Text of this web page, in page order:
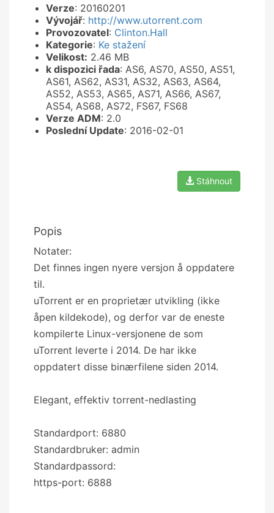
Verze: 20160201
Vývojář: http://www.utorrent.com
Provozovatel: Clinton.Hall
Kategorie: Ke stažení
Velikost: 2.46 MB
k dispozici řada: AS6, AS70, AS50, AS51,
AS61, AS62, AS31, AS32, AS63, AS64,
AS52, AS53, AS65, AS71, AS66, AS67,
AS54, AS68, AS72, FS67, FS68
Verze ADM: 2.0
Poslední Update: 2016-02-01
Stáhnout
Popis
Notater:
Det finnes ingen nyere versjon å oppdatere
til.
uTorrent er en proprietær utvikling (ikke
åpen kildekode), og derfor var de eneste
kompilerte Linux-versjonene de som
uTorrent leverte i 2014. De har ikke
oppdatert disse binærfilene siden 2014.
Elegant, effektiv torrent-nedlasting
Standardport: 6880
Standardbruker: admin
Standardpassord:
https-port: 6888